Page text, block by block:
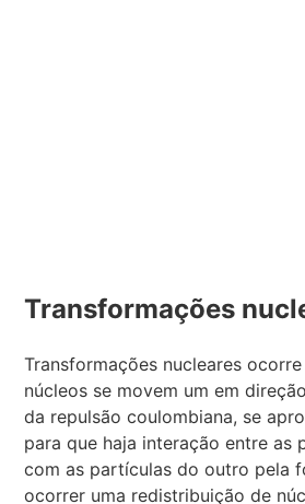
Transformações
Transformações nucleares
núcleos se movem um em
da repulsão coulombiana, se
para que haja interação entre as
com as partículas do outro pela
ocorrer uma redistribuição de